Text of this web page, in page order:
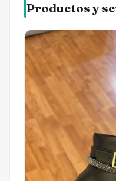
Productos y